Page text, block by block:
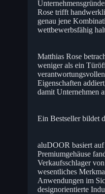
Rose trifft
genau jene
wettbewerbsfähig
Matthias Rose
weniger als ein
Eigenschaften
damit Unternehmen
Ein Bestseller bildet
aluDOOR basiert
Premiumgehäuse
Verkaufsschlager
wesentliches
Anwendungen im
designorientierte